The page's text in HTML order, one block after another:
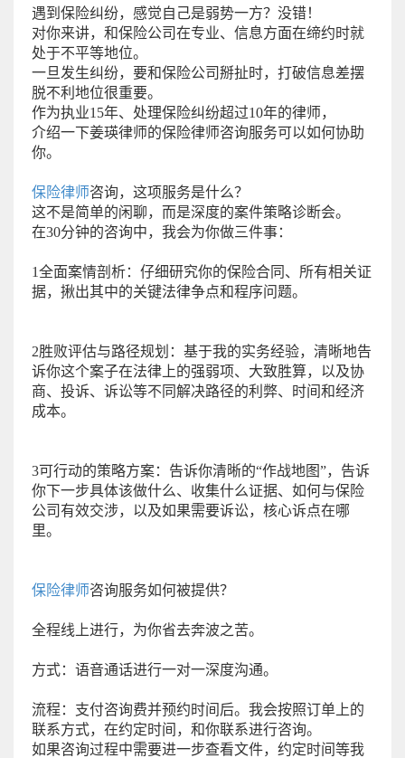
遇到保险纠纷，感觉自己是弱势一方？没错！
对你来讲，和保险公司在专业、信息方面在缔约时就
处于不平等地位。
一旦发生纠纷，要和保险公司掰扯时，打破信息差摆
脱不利地位很重要。
作为执业15年、处理保险纠纷超过10年的律师，
介绍一下姜瑛律师的保险律师咨询服务可以如何协助
你。
保险律师咨询，这项服务是什么？
这不是简单的闲聊，而是深度的案件策略诊断会。
在30分钟的咨询中，我会为你做三件事：
1全面案情剖析：仔细研究你的保险合同、所有相关证
据，揪出其中的关键法律争点和程序问题。
2胜败评估与路径规划：基于我的实务经验，清晰地告
诉你这个案子在法律上的强弱项、大致胜算，以及协
商、投诉、诉讼等不同解决路径的利弊、时间和经济
成本。
3可行动的策略方案：告诉你清晰的“作战地图”，告诉
你下一步具体该做什么、收集什么证据、如何与保险
公司有效交涉，以及如果需要诉讼，核心诉点在哪
里。
保险律师咨询服务如何被提供？
全程线上进行，为你省去奔波之苦。
方式：语音通话进行一对一深度沟通。
流程：支付咨询费并预约时间后。我会按照订单上的
联系方式，在约定时间，和你联系进行咨询。
如果咨询过程中需要进一步查看文件，约定时间等我